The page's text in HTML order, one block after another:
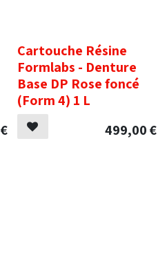
€
Cartouche Résine
Formlabs - Denture
Base DP Rose foncé
(Form 4) 1 L
499,00€